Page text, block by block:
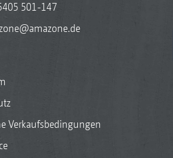
501-147
Verkaufsbedingungen